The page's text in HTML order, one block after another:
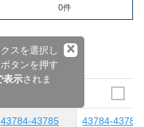
0件
スを選択し
ボタンを押す
表示されま
×
43784-43785 43784-43786